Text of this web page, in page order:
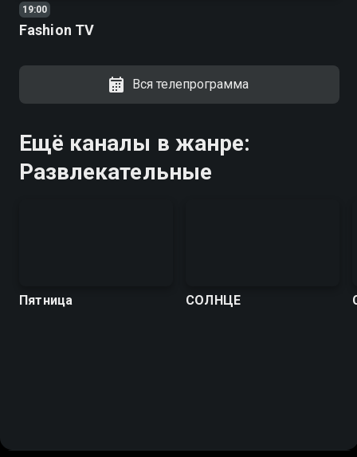
19:00
Fashion TV
Вся телепрограмма
Ещё каналы в жанре:
Развлекательные
Пятница СОЛНЦЕ